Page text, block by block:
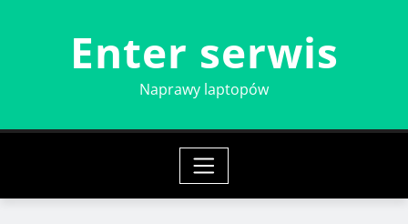
Enter serwis
Naprawy laptopów